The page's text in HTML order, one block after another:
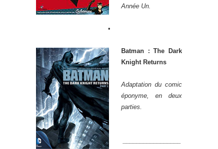
Année Un.
•
Batman : The Dark
Knight Returns
Adaptation du comic
éponyme, en deux
parties.